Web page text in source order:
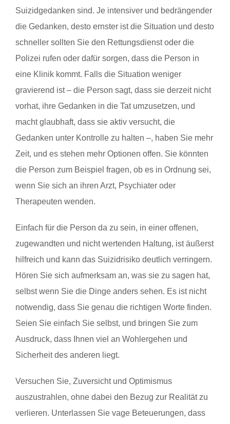
Suizidgedanken sind. Je intensiver und bedrängender
die Gedanken, desto ernster ist die Situation und desto
schneller sollten Sie den Rettungsdienst oder die
Polizei rufen oder dafür sorgen, dass die Person in
eine Klinik kommt. Falls die Situation weniger
gravierend ist – die Person sagt, dass sie derzeit nicht
vorhat, ihre Gedanken in die Tat umzusetzen, und
macht glaubhaft, dass sie aktiv versucht, die
Gedanken unter Kontrolle zu halten –, haben Sie mehr
Zeit, und es stehen mehr Optionen offen. Sie könnten
die Person zum Beispiel fragen, ob es in Ordnung sei,
wenn Sie sich an ihren Arzt, Psychiater oder
Therapeuten wenden.
Einfach für die Person da zu sein, in einer offenen,
zugewandten und nicht wertenden Haltung, ist äußerst
hilfreich und kann das Suizidrisiko deutlich verringern.
Hören Sie sich aufmerksam an, was sie zu sagen hat,
selbst wenn Sie die Dinge anders sehen. Es ist nicht
notwendig, dass Sie genau die richtigen Worte finden.
Seien Sie einfach Sie selbst, und bringen Sie zum
Ausdruck, dass Ihnen viel an Wohlergehen und
Sicherheit des anderen liegt.
Versuchen Sie, Zuversicht und Optimismus
auszustrahlen, ohne dabei den Bezug zur Realität zu
verlieren. Unterlassen Sie vage Beteuerungen, dass